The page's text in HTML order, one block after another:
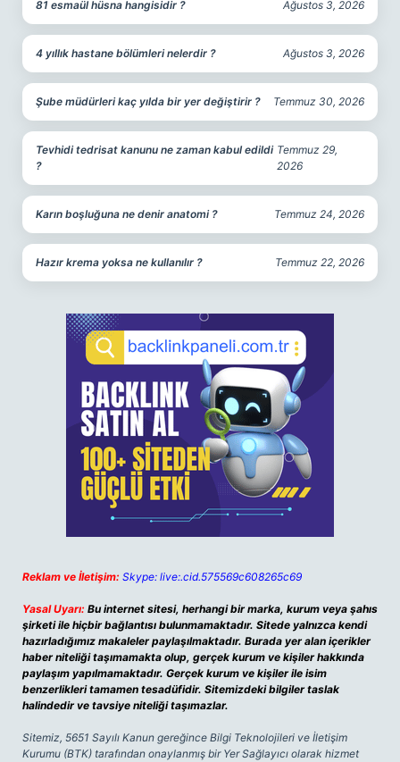
81 esmaül hüsna hangisidir ? Ağustos 3, 2026
4 yıllık hastane bölümleri nelerdir ? Ağustos 3, 2026
Şube müdürleri kaç yılda bir yer değiştirir ? Temmuz 30, 2026
Tevhidi tedrisat kanunu ne zaman kabul edildi
?
Temmuz 29,
2026
Karın boşluğuna ne denir anatomi ? Temmuz 24, 2026
Hazır krema yoksa ne kullanılır ? Temmuz 22, 2026
Reklam ve İletişim: Skype: live:.cid.575569c608265c69
Yasal Uyarı: Bu internet sitesi, herhangi bir marka, kurum veya şahıs
şirketi ile hiçbir bağlantısı bulunmamaktadır. Sitede yalnızca kendi
hazırladığımız makaleler paylaşılmaktadır. Burada yer alan içerikler
haber niteliği taşımamakta olup, gerçek kurum ve kişiler hakkında
paylaşım yapılmamaktadır. Gerçek kurum ve kişiler ile isim
benzerlikleri tamamen tesadüfidir. Sitemizdeki bilgiler taslak
halindedir ve tavsiye niteliği taşımazlar.
Sitemiz, 5651 Sayılı Kanun gereğince Bilgi Teknolojileri ve İletişim
Kurumu (BTK) tarafından onaylanmış bir Yer Sağlayıcı olarak hizmet